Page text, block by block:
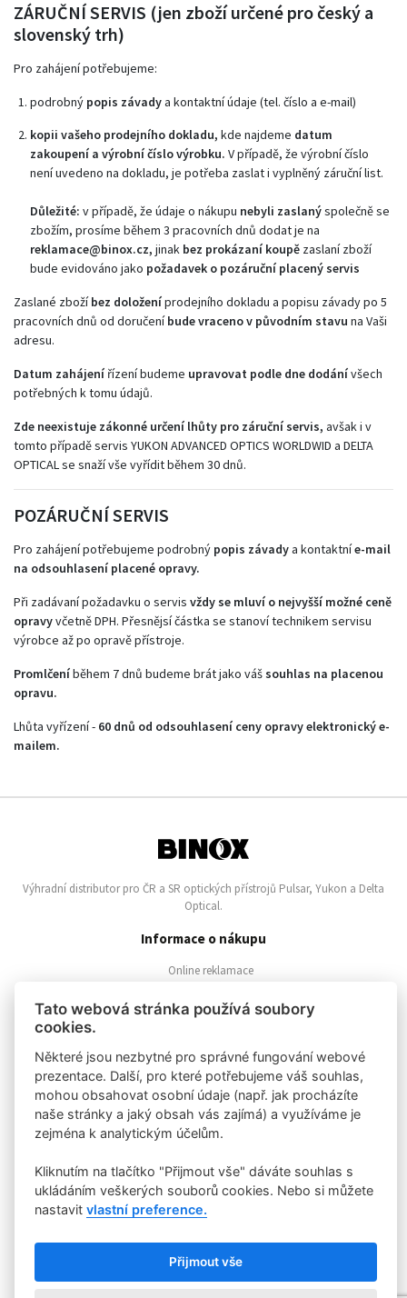
ZÁRUČNÍ SERVIS (jen zboží určené pro český a
slovenský trh)
Pro zahájení potřebujeme:
podrobný popis závadya kontaktní údaje (tel. číslo a e-mail)
kopii vašeho prodejního dokladu, kde najdeme datum
zakoupení a výrobní číslo výrobku. V případě, že výrobní číslo
není uvedeno na dokladu, je potřeba zaslat i vyplněný záruční list.
Důležité: v případě, že údaje o nákupu nebyli zaslanýspolečně se
zbožím, prosíme během 3 pracovních dnů dodat je na
reklamace@binox.cz, jinak bez prokázaní koupě zaslaní zboží
bude evidováno jako požadavek o pozáruční placený servis
Zaslané zbožíbez doloženíprodejního dokladu a popisu závady po 5
pracovních dnů od doručeníbude vraceno v původním stavu na Vaši
adresu.
Datum zahájení řízení budeme upravovat podle dne dodánívšech
potřebných k tomu údajů.
Zde neexistuje zákonné určení lhůty pro záruční servis, avšak i v
tomto případě servis YUKON ADVANCED OPTICS WORLDWID a DELTA
OPTICAL se snaží vše vyřídit během 30 dnů.
POZÁRUČNÍ SERVIS
Pro zahájení potřebujeme podrobný popis závadya kontaktníe-mail
na odsouhlasení placené opravy.
Při zadávaní požadavku o servis vždy se mluví o nejvyšší možné ceně
opravyvčetně DPH. Přesnějsí částka se stanoví technikem servisu
výrobce až po opravě přístroje.
Promlčeníběhem 7 dnů budeme brát jako váš souhlas na placenou
opravu.
Lhůta vyřízení - 60 dnů od odsouhlasení ceny opravy elektronický e-
mailem.
Výhradní distributor pro ČR a SR optických přístrojů Pulsar, Yukon a Delta
Optical.
Informace o nákupu
Online reklamace
Vrácení zboží
Zpracování osobních údajů
Klientská zóna
Velkoochod
Registrace zákazníka
Příhlášení zákazníka
Rychlý kontakt
Binox s.r.o.
binox@binox.cz / +420 224819981
Tato webová stránka používá soubory
cookies.
Některé jsou nezbytné pro správné fungování webové
prezentace. Další, pro které potřebujeme váš souhlas,
mohou obsahovat osobní údaje (např. jak procházíte
naše stránky a jaký obsah vás zajímá) a využíváme je
zejména k analytickým účelům.
Kliknutím na tlačítko "Přijmout vše" dáváte souhlas s
ukládáním veškerých souborů cookies. Nebo si můžete
nastavitvlastní preference.
Přijmout vše